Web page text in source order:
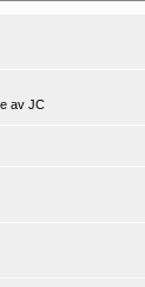
av JC